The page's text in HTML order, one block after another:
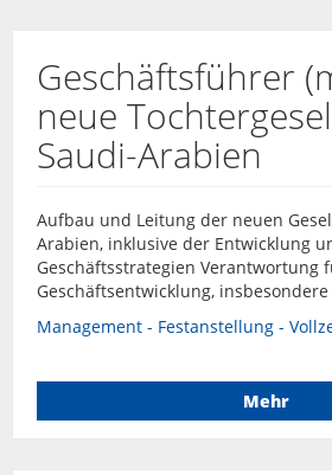
Geschäftsführer
neue
Saudi-Arabien
Aufbau und Leitung der neuen
Arabien, inklusive der Entwicklung
Geschäftsstrategien Verantwortung
Geschäftsentwicklung, insbesondere
Management - Festanstellung -
Mehr